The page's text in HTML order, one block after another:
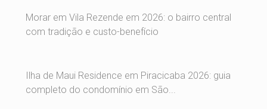
Morar em Vila Rezende em 2026: o bairro central
com tradição e custo-benefício
Ilha de Maui Residence em Piracicaba 2026: guia
completo do condomínio em São...